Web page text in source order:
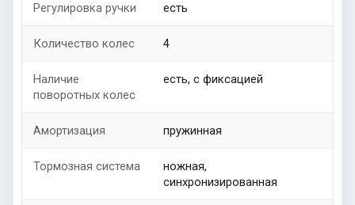
Регулировка ручки есть
Количество колес 4
Наличие
поворотных колес
есть, с фиксацией
Амортизация пружинная
Тормозная система
ножная,
синхронизированная